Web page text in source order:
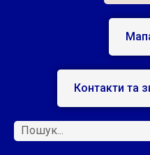
Контакти та